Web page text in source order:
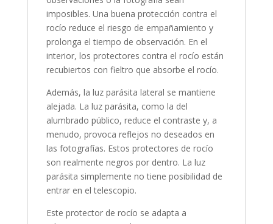
imposibles. Una buena protección contra el
rocío reduce el riesgo de empañamiento y
prolonga el tiempo de observación. En el
interior, los protectores contra el rocío están
recubiertos con fieltro que absorbe el rocío.
Además, la luz parásita lateral se mantiene
alejada. La luz parásita, como la del
alumbrado público, reduce el contraste y, a
menudo, provoca reflejos no deseados en
las fotografías. Estos protectores de rocío
son realmente negros por dentro. La luz
parásita simplemente no tiene posibilidad de
entrar en el telescopio.
Este protector de rocío se adapta a